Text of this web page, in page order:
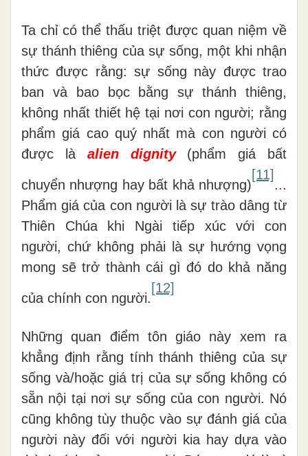
Ta chỉ có thể thấu triệt được quan niệm về
sự thánh thiêng của sự sống, một khi nhận
thức được rằng: sự sống này được trao
ban và bao bọc bằng sự thánh thiêng,
không nhất thiết hệ tại nơi con người; rằng
phẩm giá cao quý nhất mà con người có
được là alien dignity (phẩm giá bất
chuyển nhượng hay bất khả nhượng)
[11]
...
Phẩm giá của con người là sự trào dâng từ
Thiên Chúa khi Ngài tiếp xúc với con
người, chứ không phải là sự hướng vọng
mong sẽ trở thành cái gì đó do khả năng
của chính con người.
[12]
Những quan điểm tôn giáo này xem ra
khẳng định rằng tính thánh thiêng của sự
sống và/hoặc giá trị của sự sống không có
sẵn nội tại nơi sự sống của con người. Nó
cũng không tùy thuộc vào sự đánh giá của
người này đối với người kia hay dựa vào